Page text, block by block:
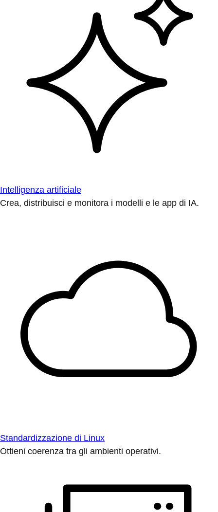
Intelligenza artificiale
Crea, distribuisci e monitora i modelli e le app di IA.
Standardizzazione di Linux
Ottieni coerenza tra gli ambienti operativi.